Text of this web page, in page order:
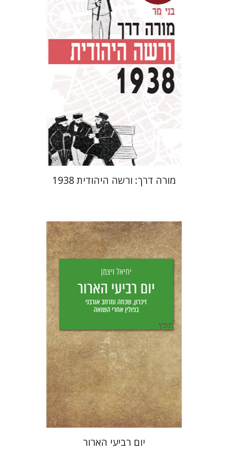
מחיר השקה
$42
$29
מורה דרך: ורשה היהודית 1938
יחיאל ויצמן
יפעת וייס
הנחת אתר ספר מודפס
$28
$25
יום רביעי הארור